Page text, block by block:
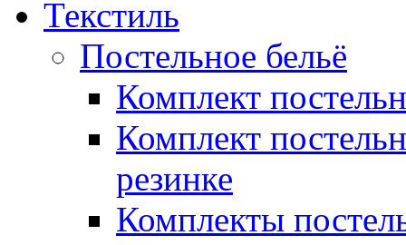
Текстиль
Постельное бельё
Комплект
Комплект
резинке
Комплекты